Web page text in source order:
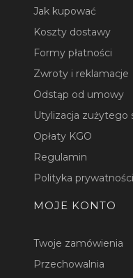
Jak kupować
Koszty dostawy
Formy płatności
Zwroty i reklamacje
Odstąp od umowy
Utylizacja zużytego
Opłaty KGO
Regulamin
Polityka prywatności
MOJE KONTO
Twoje zamówienia
Przechowalnia